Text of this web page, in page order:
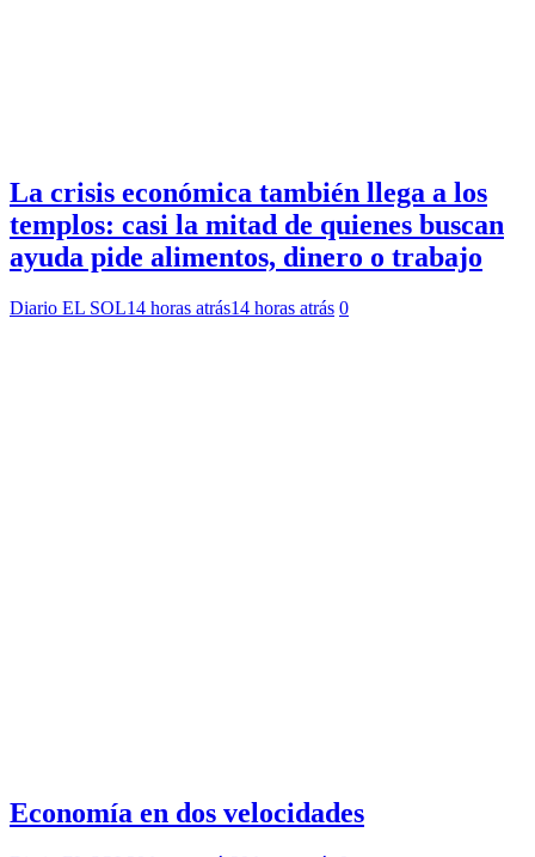
La crisis económica también llega a los
templos: casi la mitad de quienes buscan
ayuda pide alimentos, dinero o trabajo
Diario EL SOL14 horas atrás14 horas atrás 0
Economía en dos velocidades